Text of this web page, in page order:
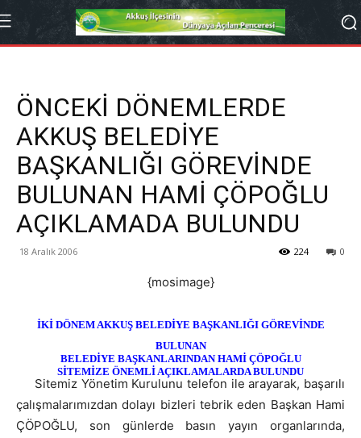
ÖNCEKİ DÖNEMLERDE
AKKUŞ BELEDİYE
BAŞKANLIĞI GÖREVİNDE
BULUNAN HAMİ ÇÖPOĞLU
AÇIKLAMADA BULUNDU
18 Aralık 2006 0
224
{mosimage}
İKİ DÖNEM AKKUŞ BELEDİYE BAŞKANLIĞI GÖREVİNDE
BULUNAN
BELEDİYE BAŞKANLARINDAN HAMİ ÇÖPOĞLU
SİTEMİZE ÖNEMLİ AÇIKLAMALARDA BULUNDU
Sitemiz Yönetim Kurulunu telefon ile arayarak, başarılı
çalışmalarımızdan dolayı bizleri tebrik eden Başkan Hami
ÇÖPOĞLU, son günlerde basın yayın organlarında,